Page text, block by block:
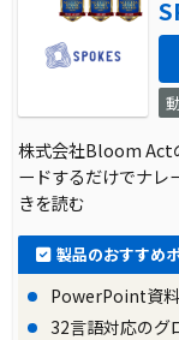
株式会社Bloom Act
ードするだけでナレ
きを読む
製品のおすすめ
PowerPoint資
32言語対応のグ